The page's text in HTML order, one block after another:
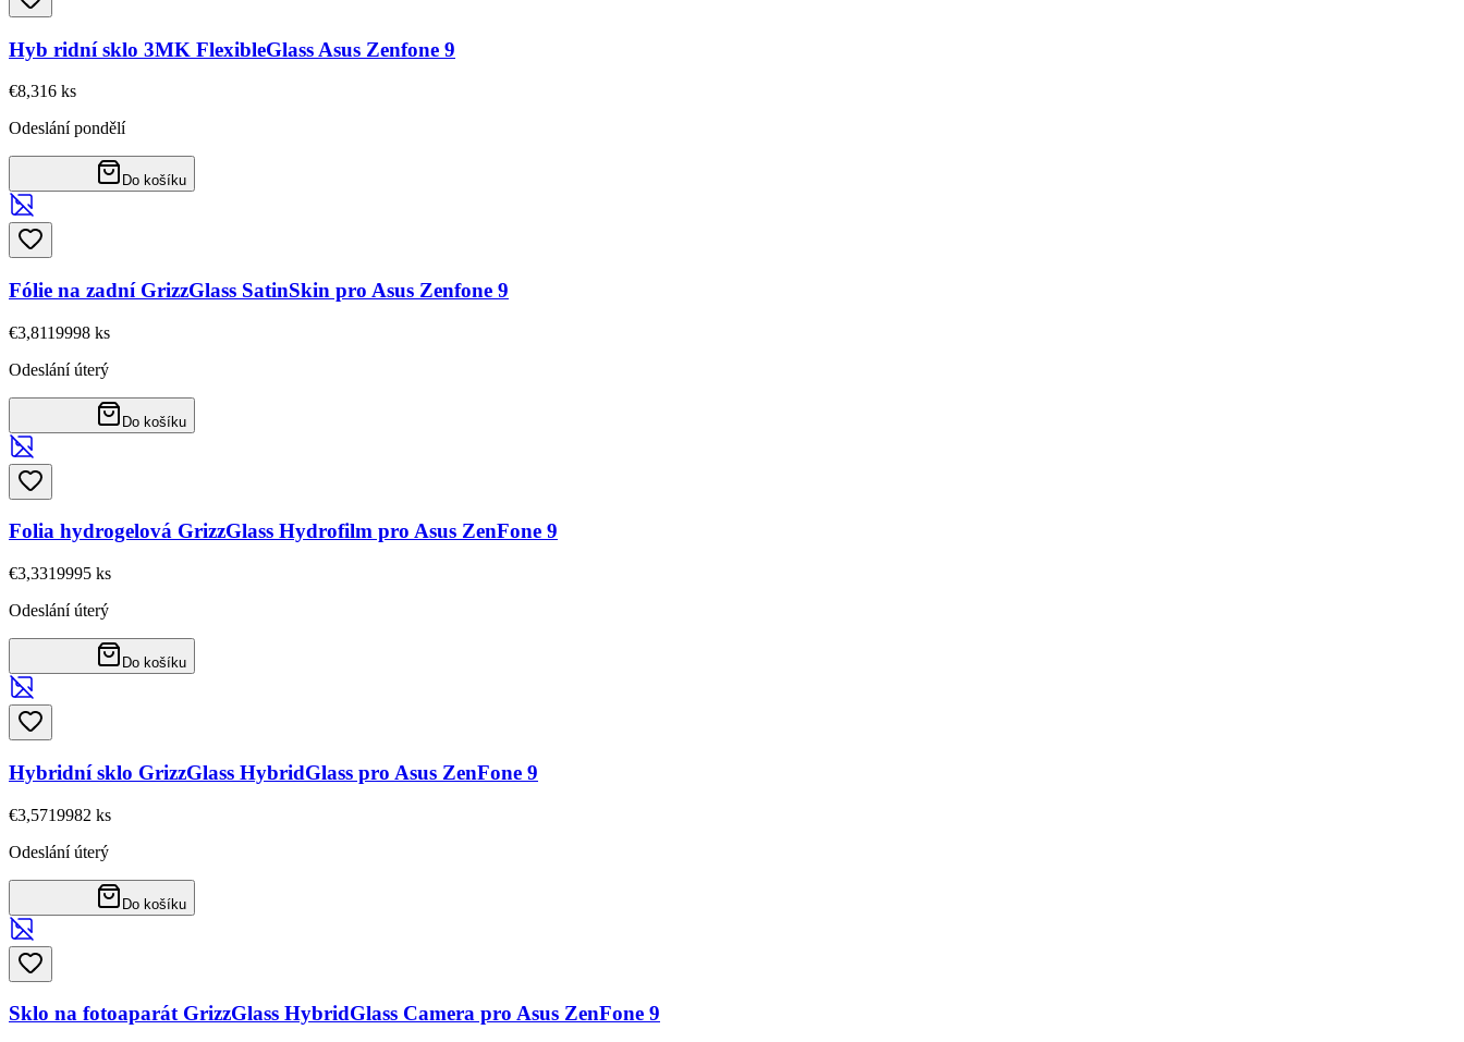
Hyb ridní sklo 3MK FlexibleGlass Asus Zenfone 9
€8,316 ks
Odeslání pondělí
Do košíku
Fólie na zadní GrizzGlass SatinSkin pro Asus Zenfone 9
€3,8119998 ks
Odeslání úterý
Do košíku
Folia hydrogelová GrizzGlass Hydrofilm pro Asus ZenFone 9
€3,3319995 ks
Odeslání úterý
Do košíku
Hybridní sklo GrizzGlass HybridGlass pro Asus ZenFone 9
€3,5719982 ks
Odeslání úterý
Do košíku
Sklo na fotoaparát GrizzGlass HybridGlass Camera pro Asus ZenFone 9